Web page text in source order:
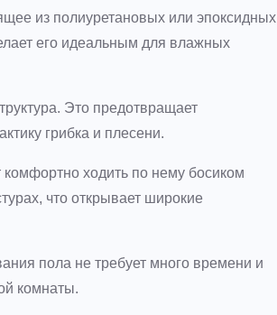
из полиуретановых или эпоксидных
его идеальным для влажных
Это предотвращает
грибка и плесени.
комфортно ходить по нему босиком
что открывает широкие
пола не требует много времени и
комнаты.